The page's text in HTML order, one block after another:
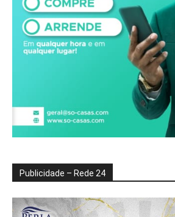
Publicidade – Rede 24